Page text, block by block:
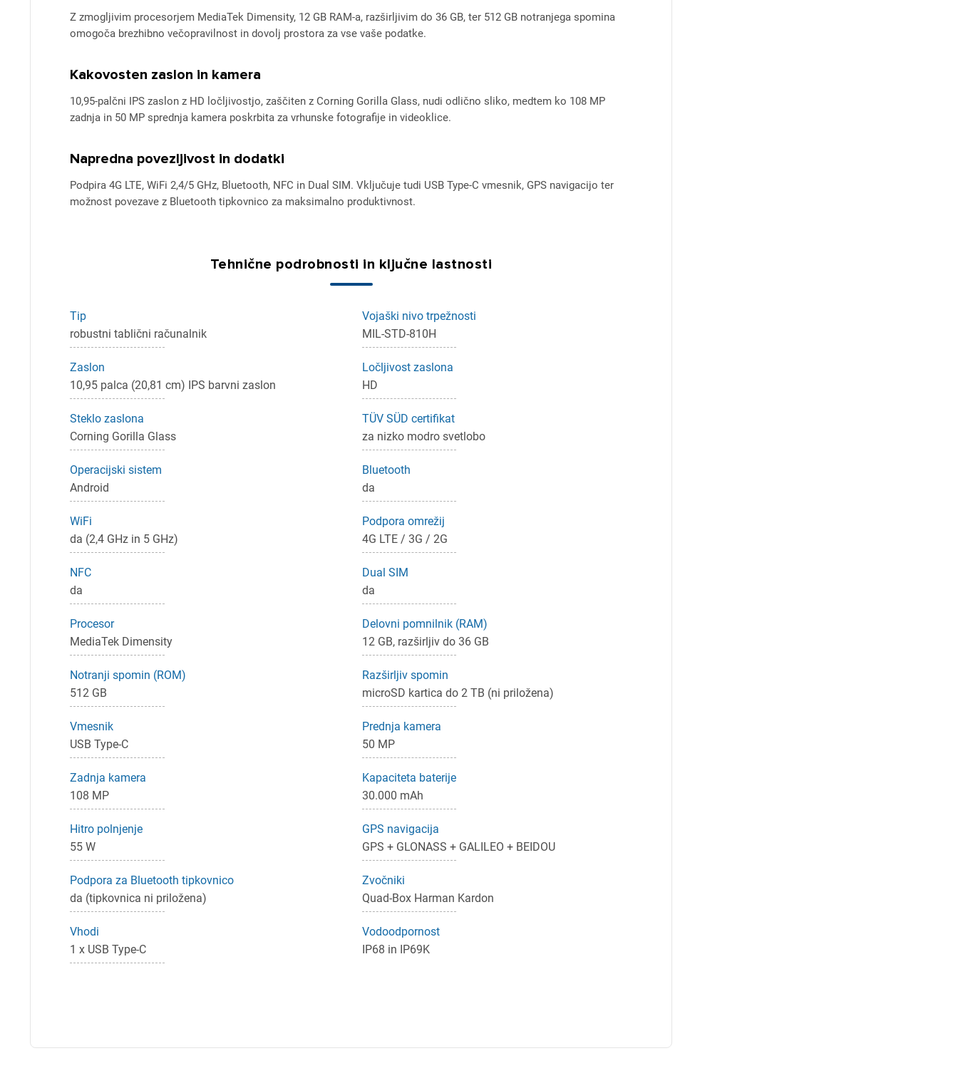
Z zmogljivim procesorjem MediaTek Dimensity, 12 GB RAM-a, razširljivim do 36 GB, ter 512 GB notranjega spomina
omogoča brezhibno večopravilnost in dovolj prostora za vse vaše podatke.
Kakovosten zaslon in kamera
10,95-palčni IPS zaslon z HD ločljivostjo, zaščiten z Corning Gorilla Glass, nudi odlično sliko, medtem ko 108 MP
zadnja in 50 MP sprednja kamera poskrbita za vrhunske fotografije in videoklice.
Napredna povezljivost in dodatki
Podpira 4G LTE, WiFi 2,4/5 GHz, Bluetooth, NFC in Dual SIM. Vključuje tudi USB Type-C vmesnik, GPS navigacijo ter
možnost povezave z Bluetooth tipkovnico za maksimalno produktivnost.
Tehnične podrobnosti in ključne lastnosti
Tip
robustni tablični računalnik
Vojaški nivo trpežnosti
MIL-STD-810H
Zaslon
10,95 palca (20,81 cm) IPS barvni zaslon
Ločljivost zaslona
HD
Steklo zaslona
Corning Gorilla Glass
TÜV SÜD certifikat
za nizko modro svetlobo
Operacijski sistem
Android
Bluetooth
da
WiFi
da (2,4 GHz in 5 GHz)
Podpora omrežij
4G LTE / 3G / 2G
NFC
da
Dual SIM
da
Procesor
MediaTek Dimensity
Delovni pomnilnik (RAM)
12 GB, razširljiv do 36 GB
Notranji spomin (ROM)
512 GB
Razširljiv spomin
microSD kartica do 2 TB (ni priložena)
Vmesnik
USB Type-C
Prednja kamera
50 MP
Zadnja kamera
108 MP
Kapaciteta baterije
30.000 mAh
Hitro polnjenje
55 W
GPS navigacija
GPS + GLONASS + GALILEO + BEIDOU
Podpora za Bluetooth tipkovnico
da (tipkovnica ni priložena)
Zvočniki
Quad-Box Harman Kardon
Vhodi
1 x USB Type-C
Vodoodpornost
IP68 in IP69K
Za dodajanje na seznam želja morate biti prijavljeni.